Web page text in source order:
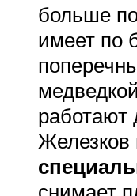
больше
имеет по
работают
Железков
снимает